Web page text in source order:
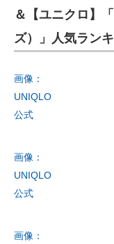
＆【ユニクロ】
ズ）」人気ラン
画像：
UNIQLO
公式
画像：
UNIQLO
公式
画像：